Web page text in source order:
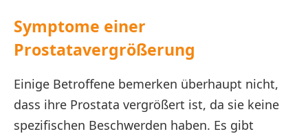
Symptome einer
Prostatavergrößerung
Einige Betroffene bemerken überhaupt nicht,
dass ihre Prostata vergrößert ist, da sie keine
spezifischen Beschwerden haben. Es gibt